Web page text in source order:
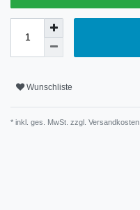
Wunschliste
* inkl. ges. MwSt. zzgl. Versandkosten